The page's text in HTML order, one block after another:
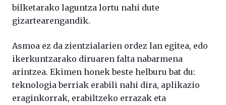
bilketarako laguntza lortu nahi dute
gizartearengandik.
Asmoa ez da zientzialarien ordez lan egitea, edo
ikerkuntzarako diruaren falta nabarmena
arintzea. Ekimen honek beste helburu bat du:
teknologia berriak erabili nahi dira, aplikazio
eraginkorrak, erabiltzeko errazak eta